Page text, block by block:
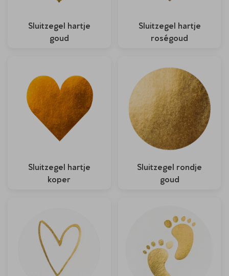
Sluitzegel hartje
goud
Sluitzegel hartje
roségoud
Sluitzegel hartje
koper
Sluitzegel rondje
goud